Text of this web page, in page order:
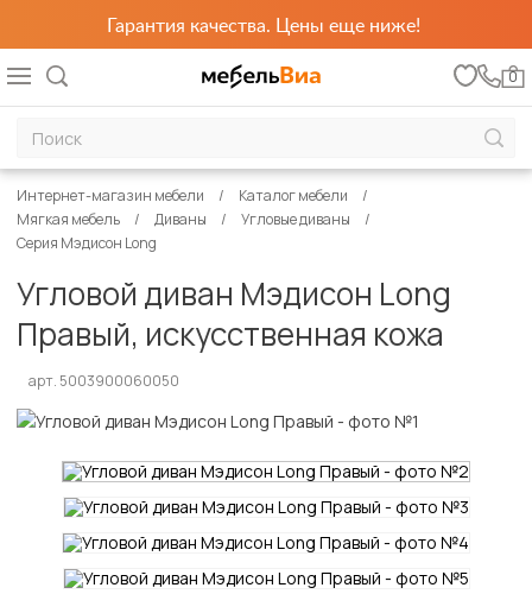
Гарантия качества. Цены еще ниже!
0
Интернет-магазин мебели
Каталог мебели
Мягкая мебель
Диваны
Угловые диваны
Серия Мэдисон Long
Угловой диван Мэдисон Long
Правый, искусственная кожа
арт. 5003900060050